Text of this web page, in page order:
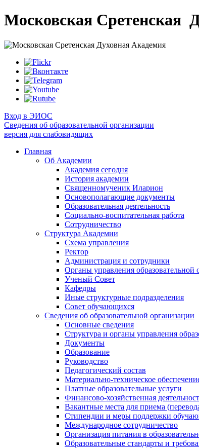
Московская Сретенская
Вход в ЭИОС
Сведения об образовательной организации
версия для слабовидящих
Главная
Об Академии
Академия сегодня
История академии
Священномученик Иларион
Основополагающие документы
Образовательная деятельность
Социально-воспитательная работа
Сотрудничество
Структура Академии
Схема управления
Ректор
Администрация и сотрудники
Органы управления образовательной
Ученый Совет
Кафедры
Иные структурные подразделения
Совет обучающихся
Сведения об образовательной организации
Основные сведения
Структура и органы управления
Документы
Образование
Руководство
Педагогический состав
Материально-техническое
Платные образовательные услуги
Финансово-хозяйственная
Вакантные места для приема
Стипендии и меры поддержки
Международное сотрудничество
Организация питания в
Образовательные стандарты и